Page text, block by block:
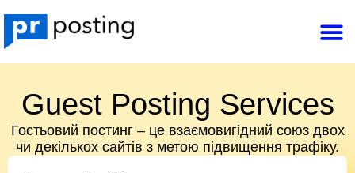
вмісту
Guest Posting Services
Гостьовий постинг – це взаємовигідний союз двох
чи декількох сайтів з метою підвищення трафіку.